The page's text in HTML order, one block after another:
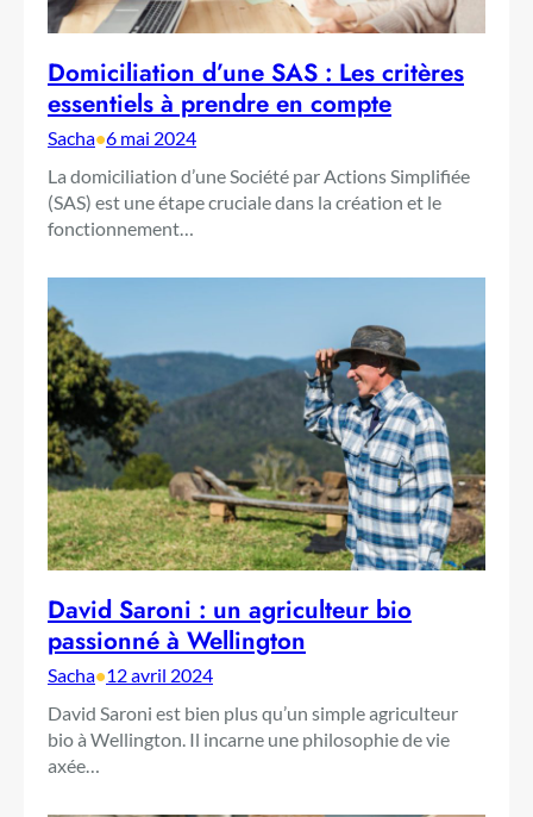
Domiciliation d’une SAS : Les critères
essentiels à prendre en compte
Sacha•6 mai 2024
La domiciliation d’une Société par Actions Simplifiée
(SAS) est une étape cruciale dans la création et le
fonctionnement…
David Saroni : un agriculteur bio
passionné à Wellington
Sacha•12 avril 2024
David Saroni est bien plus qu’un simple agriculteur
bio à Wellington. Il incarne une philosophie de vie
axée…